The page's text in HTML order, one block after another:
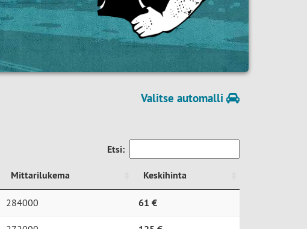
Valitse automalli
Etsi:
Mittarilukema
Keskihinta
Mittarilukema Keskihinta
284000 61 €